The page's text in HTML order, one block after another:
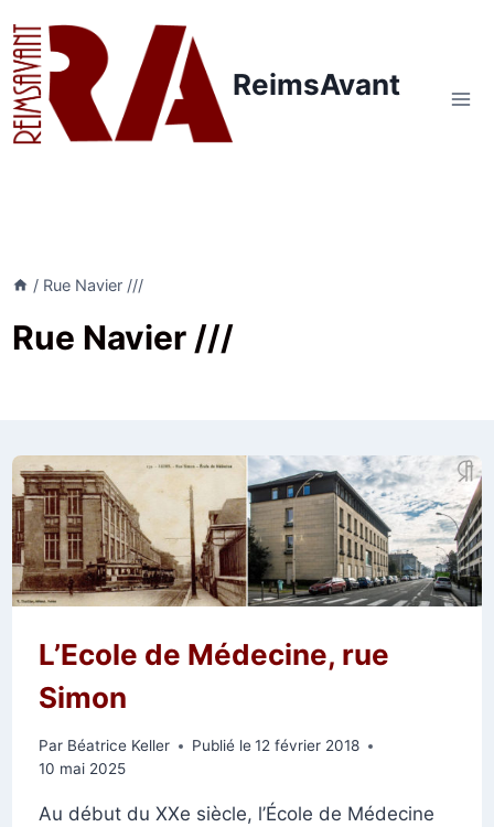
au
contenu
ReimsAvant
/ Rue Navier ///
Rue Navier ///
L’Ecole de Médecine, rue
Simon
Par Béatrice Keller Publié le 12 février 2018
10 mai 2025
Au début du XXe siècle, l’École de Médecine